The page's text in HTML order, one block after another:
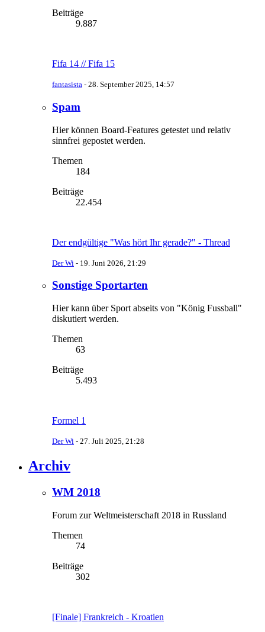
Beiträge
9.887
Fifa 14 // Fifa 15
fantasista - 28. September 2025, 14:57
Spam
Hier können Board-Features getestet und relativ
sinnfrei gepostet werden.
Themen
184
Beiträge
22.454
Der endgültige "Was hört Ihr gerade?" - Thread
Der Wi - 19. Juni 2026, 21:29
Sonstige Sportarten
Hier kann über Sport abseits von "König Fussball"
diskutiert werden.
Themen
63
Beiträge
5.493
Formel 1
Der Wi - 27. Juli 2025, 21:28
Archiv
WM 2018
Forum zur Weltmeisterschaft 2018 in Russland
Themen
74
Beiträge
302
[Finale] Frankreich - Kroatien